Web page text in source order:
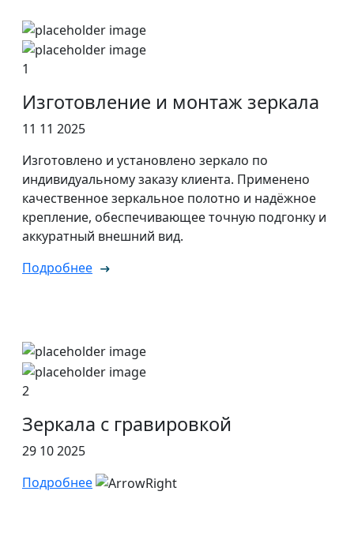
1
Изготовление и монтаж зеркала
11 11 2025
Изготовлено и установлено зеркало по
индивидуальному заказу клиента. Применено
качественное зеркальное полотно и надёжное
крепление, обеспечивающее точную подгонку и
аккуратный внешний вид.
Подробнее
2
Зеркала с гравировкой
29 10 2025
Подробнее